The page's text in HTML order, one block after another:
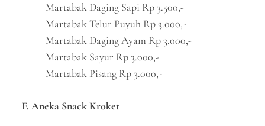
Martabak Daging Sapi Rp 3.500,-
Martabak Telur Puyuh Rp 3.000,-
Martabak Daging Ayam Rp 3.000,-
Martabak Sayur Rp 3.000,-
Martabak Pisang Rp 3.000,-
F. Aneka Snack Kroket